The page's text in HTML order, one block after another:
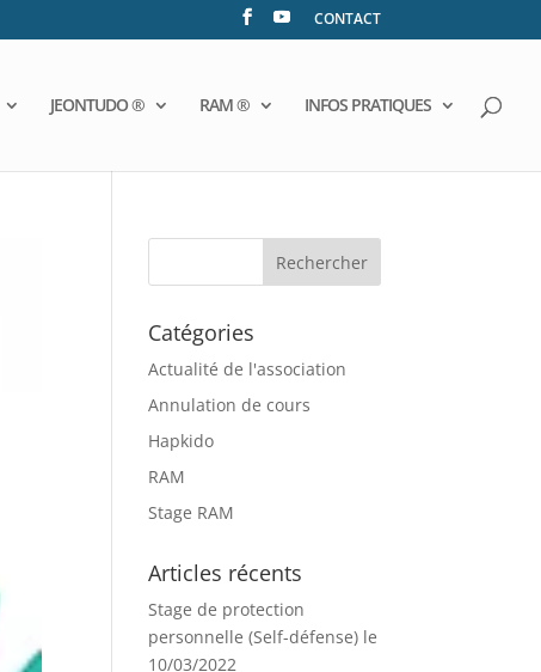
CONTACT
JEONTUDO ® RAM ® INFOS PRATIQUES
Catégories
Actualité de l'association
Annulation de cours
Hapkido
RAM
Stage RAM
Articles récents
Stage de protection
personnelle (Self-défense) le
10/03/2022